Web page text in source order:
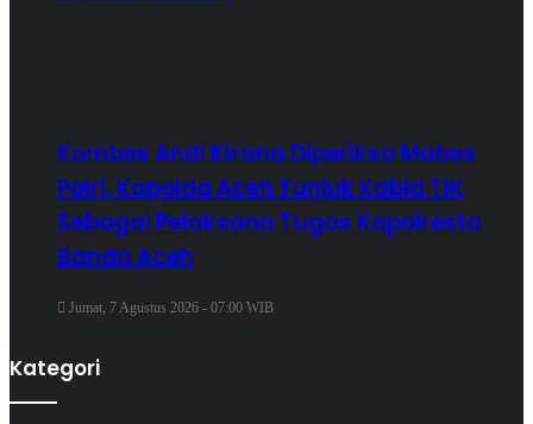
Kombes Andi Kirana Diperiksa Mabes
Polri, Kapolda Aceh Tunjuk Kabid TIK
Sebagai Pelaksana Tugas Kapolresta
Banda Aceh
Jumat, 7 Agustus 2026 - 07:00 WIB
Kategori